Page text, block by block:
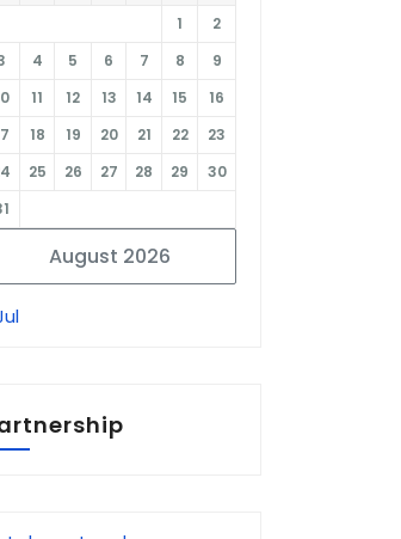
August 2026
1
2
4 5 6 7 8
9
11 12 13 14 15
16
18 19 20 21 22
23
25 26 27 28 29
30